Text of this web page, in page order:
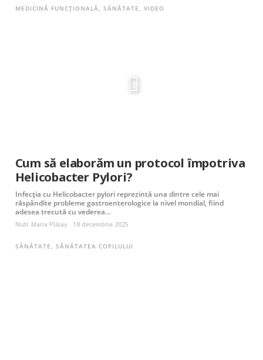
MEDICINĂ FUNCȚIONALĂ, SĂNĂTATE,VIDEO
Cum să elaborăm un protocol împotriva
Helicobacter Pylori?
Infecția cu Helicobacter pylori reprezintă una dintre cele mai
răspândite probleme gastroenterologice la nivel mondial, fiind
adesea trecută cu vederea…
Nutr. Maria Plăiaș 18 decembrie 2025
SĂNĂTATE SĂNĂTATEA COPILULUI